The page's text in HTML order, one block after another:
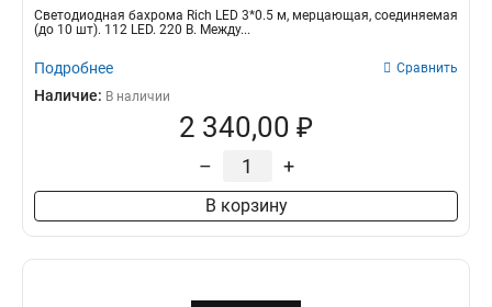
Светодиодная бахрома Rich LED 3*0.5 м, мерцающая, соединяемая
(до 10 шт). 112 LED. 220 В. Между...
Подробнее Сравнить
Наличие: В наличии
2 340,00 ₽
– +
В корзину